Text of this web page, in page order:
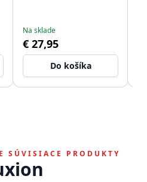
Na sklade
€ 27,95
Do košíka
SÚVISIACE PRODUKTY